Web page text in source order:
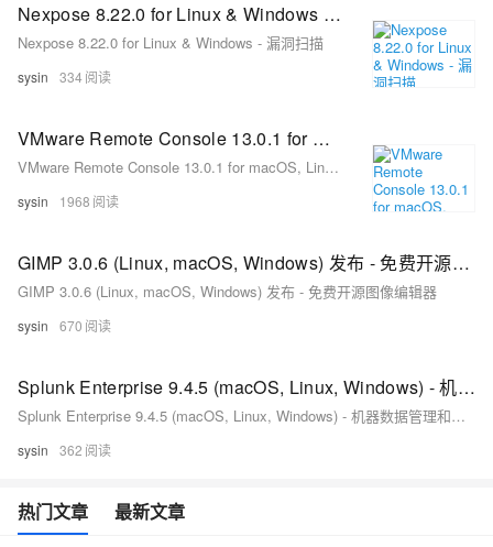
Nexpose 8.22.0 for Linux & Windows - 漏洞扫描
Nexpose 8.22.0 for Linux & Windows - 漏洞扫描
sysin 334
VMware Remote Console 13.0.1 for macOS, Linux, Windows - vSphere 虚拟机控制台的桌面客户端
VMware Remote Console 13.0.1 for macOS, Linux, Windows - vSphere 虚拟机控制台的桌面客户端
sysin 1968
GIMP 3.0.6 (Linux, macOS, Windows) 发布 - 免费开源图像编辑器
GIMP 3.0.6 (Linux, macOS, Windows) 发布 - 免费开源图像编辑器
sysin 670
Splunk Enterprise 9.4.5 (macOS, Linux, Windows) - 机器数据管理和分析
Splunk Enterprise 9.4.5 (macOS, Linux, Windows) - 机器数据管理和分析
sysin 362
热门文章 最新文章